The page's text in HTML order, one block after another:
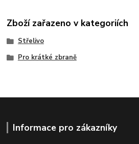
Zboží zařazeno v kategoriích
Střelivo
Pro krátké zbraně
Informace pro zákazníky